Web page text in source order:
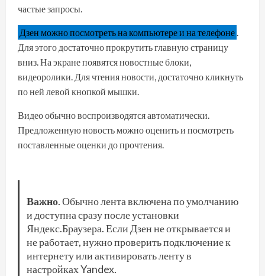
частые запросы.
Дзен можно посмотреть на компьютере и на телефоне .
Для этого достаточно прокрутить главную страницу
вниз. На экране появятся новостные блоки,
видеоролики. Для чтения новости, достаточно кликнуть
по ней левой кнопкой мышки.
Видео обычно воспроизводятся автоматически.
Предложенную новость можно оценить и посмотреть
поставленные оценки до прочтения.
Важно. Обычно лента включена по умолчанию
и доступна сразу после установки
Яндекс.Браузера. Если Дзен не открывается и
не работает, нужно проверить подключение к
интернету или активировать ленту в
настройках Yandex.